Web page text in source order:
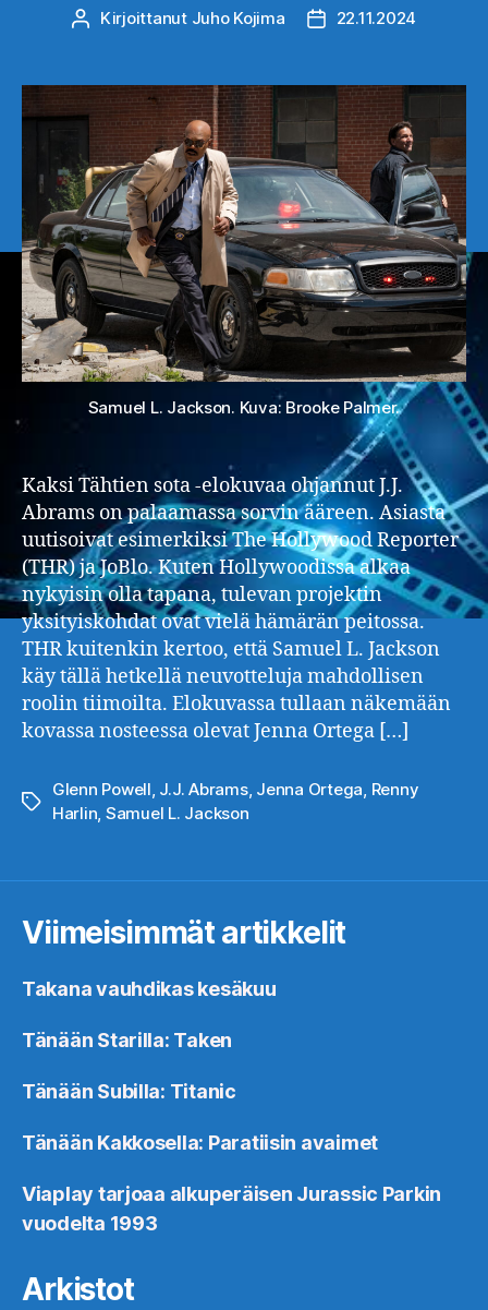
Kirjoittaja
Kirjoittanut Juho Kojima Julkaisupäivämäärä
22.11.2024
Samuel L. Jackson. Kuva: Brooke Palmer.
Kaksi Tähtien sota -elokuvaa ohjannut J.J.
Abrams on palaamassa sorvin ääreen. Asiasta
uutisoivat esimerkiksi The Hollywood Reporter
(THR) ja JoBlo. Kuten Hollywoodissa alkaa
nykyisin olla tapana, tulevan projektin
yksityiskohdat ovat vielä hämärän peitossa.
THR kuitenkin kertoo, että Samuel L. Jackson
käy tällä hetkellä neuvotteluja mahdollisen
roolin tiimoilta. Elokuvassa tullaan näkemään
kovassa nosteessa olevat Jenna Ortega […]
Avainsanat
Glenn Powell, J.J. Abrams, Jenna Ortega, Renny
Harlin, Samuel L. Jackson
Viimeisimmät artikkelit
Takana vauhdikas kesäkuu
Tänään Starilla: Taken
Tänään Subilla: Titanic
Tänään Kakkosella: Paratiisin avaimet
Viaplay tarjoaa alkuperäisen Jurassic Parkin
vuodelta 1993
Arkistot